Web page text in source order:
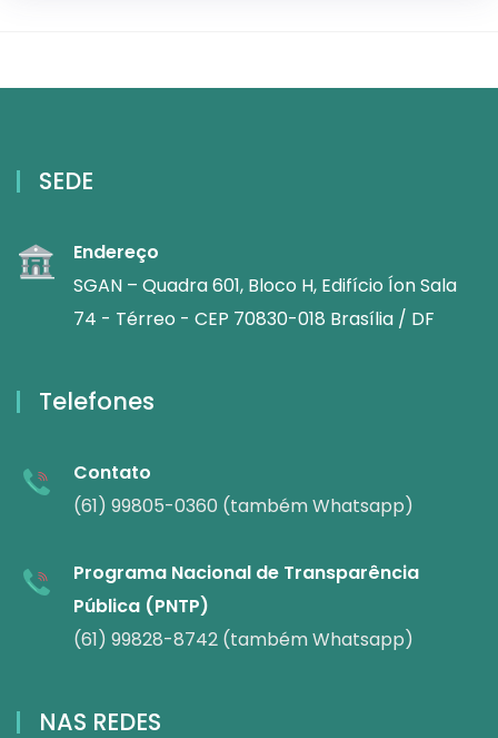
SEDE
Endereço
SGAN – Quadra 601, Bloco H, Edifício Íon Sala
74 - Térreo - CEP 70830-018 Brasília / DF
Telefones
Contato
(61) 99805-0360 (também Whatsapp)
Programa Nacional de Transparência
Pública (PNTP)
(61) 99828-8742 (também Whatsapp)
NAS REDES